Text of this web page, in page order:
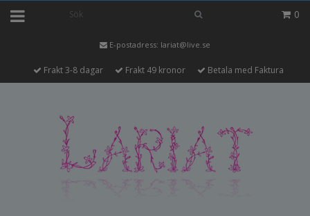
0
E-postadress: lariat@live.se
Frakt 3-8 dagar Frakt 49 kronor Betala med Faktura